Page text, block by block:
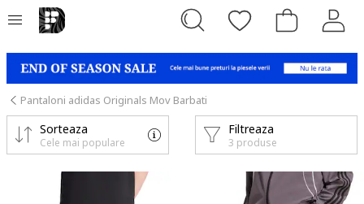
Pantaloni adidas Originals Mov Barbati
Filtreaza
3 produse
Sorteaza
Cele mai populare